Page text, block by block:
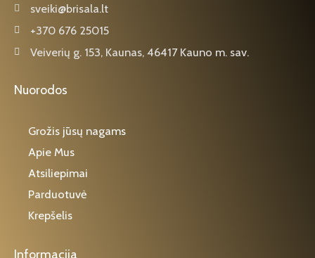
sveiki@brisala.lt
+370 676 25015
Veiverių g. 153, Kaunas, 46417 Kauno m. sav.
Nuorodos
Grožis jūsų nagams
Apie Mus
Atsiliepimai
Parduotuvė
Krepšelis
Informacija